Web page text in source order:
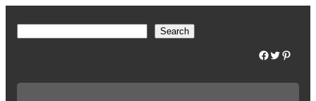
r
Search
Facebook Twitter Pinterest